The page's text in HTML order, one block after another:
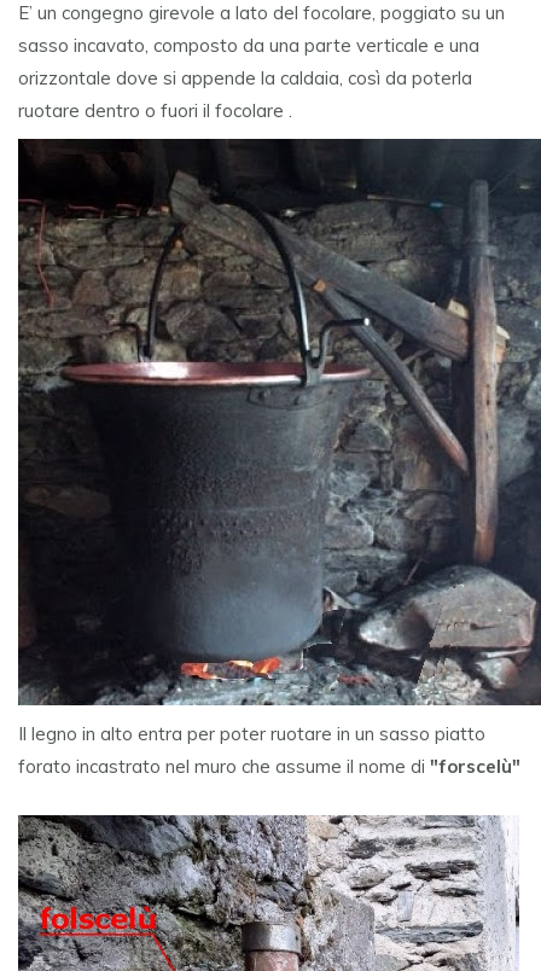
E’ un congegno girevole a lato del focolare, poggiato su un
sasso incavato, composto da una parte verticale e una
orizzontale dove si appende la caldaia, così da poterla
ruotare dentro o fuori il focolare .
Il legno in alto entra per poter ruotare in un sasso piatto
forato incastrato nel muro che assume il nome di "forscelù"